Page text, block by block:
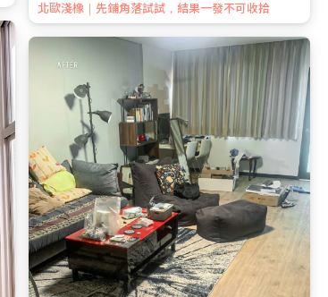
北歐淺橡｜先鋪角落試試，結果一發不可收拾